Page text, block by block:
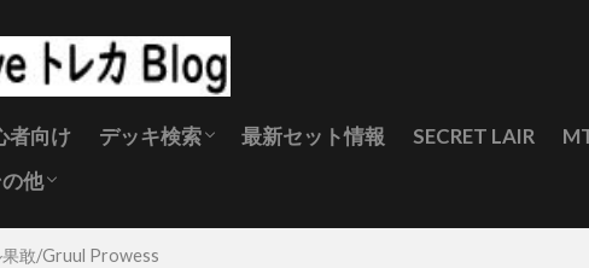
者向け デッキ検索 最新セット情報 SECRET LAIR
他
敢/Gruul Prowess